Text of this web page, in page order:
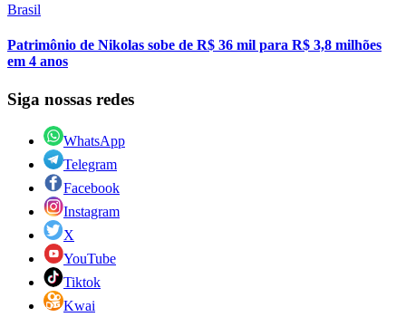
Brasil
Patrimônio de Nikolas sobe de R$ 36 mil para R$ 3,8 milhões
em 4 anos
Siga nossas redes
WhatsApp
Telegram
Facebook
Instagram
X
YouTube
Tiktok
Kwai